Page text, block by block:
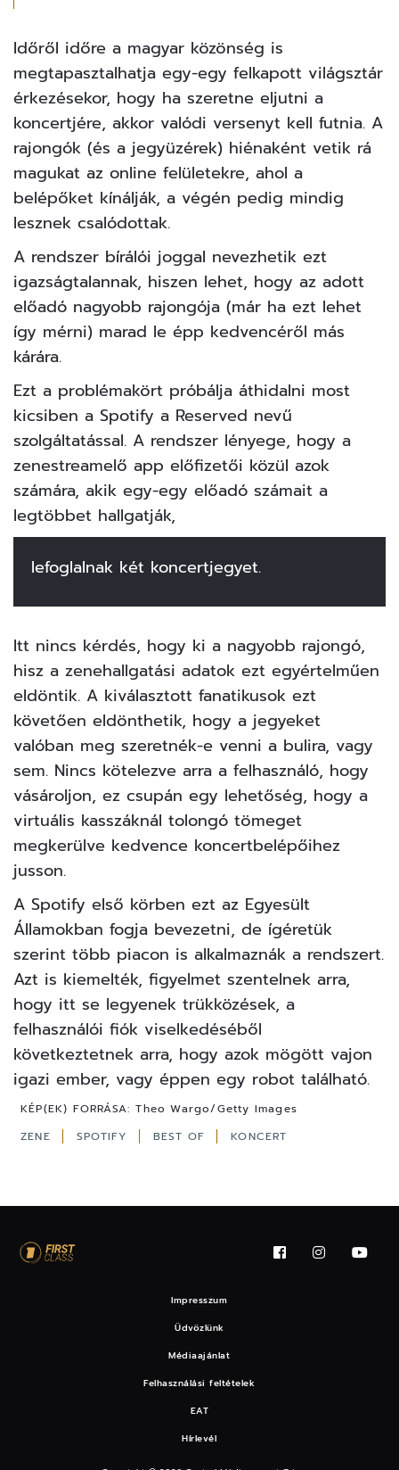
Időről időre a magyar közönség is
megtapasztalhatja egy-egy felkapott világsztár
érkezésekor, hogy ha szeretne eljutni a
koncertjére, akkor valódi versenyt kell futnia. A
rajongók (és a jegyüzérek) hiénaként vetik rá
magukat az online felületekre, ahol a
belépőket kínálják, a végén pedig mindig
lesznek csalódottak.
A rendszer bírálói joggal nevezhetik ezt
igazságtalannak, hiszen lehet, hogy az adott
előadó nagyobb rajongója (már ha ezt lehet
így mérni) marad le épp kedvencéről más
kárára.
Ezt a problémakört próbálja áthidalni most
kicsiben a Spotify a Reserved nevű
szolgáltatással. A rendszer lényege, hogy a
zenestreamelő app előfizetői közül azok
számára, akik egy-egy előadó számait a
legtöbbet hallgatják,
lefoglalnak két koncertjegyet.
Itt nincs kérdés, hogy ki a nagyobb rajongó,
hisz a zenehallgatási adatok ezt egyértelműen
eldöntik. A kiválasztott fanatikusok ezt
követően eldönthetik, hogy a jegyeket
valóban meg szeretnék-e venni a bulira, vagy
sem. Nincs kötelezve arra a felhasználó, hogy
vásároljon, ez csupán egy lehetőség, hogy a
virtuális kasszáknál tolongó tömeget
megkerülve kedvence koncertbelépőihez
jusson.
A Spotify első körben ezt az Egyesült
Államokban fogja bevezetni, de ígéretük
szerint több piacon is alkalmaznák a rendszert.
Azt is kiemelték, figyelmet szentelnek arra,
hogy itt se legyenek trükközések, a
felhasználói fiók viselkedéséből
következtetnek arra, hogy azok mögött vajon
igazi ember, vagy éppen egy robot található.
KÉP(EK) FORRÁSA: Theo Wargo/Getty Images
ZENE
SPOTIFY BEST OF KONCERT
Impresszum
Üdvözlünk
Médiaajánlat
Felhasználási feltételek
EAT
Hírlevél